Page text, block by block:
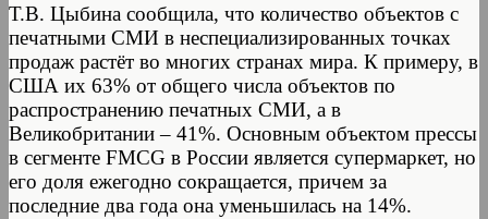
Т.В. Цыбина сообщила, что количество объектов с
печатными СМИ в неспециализированных точках
продаж растёт во многих странах мира. К примеру, в
США их 63% от общего числа объектов по
распространению печатных СМИ, а в
Великобритании – 41%. Основным объектом прессы
в сегменте FMСG в России является супермаркет, но
его доля ежегодно сокращается, причем за
последние два года она уменьшилась на 14%.